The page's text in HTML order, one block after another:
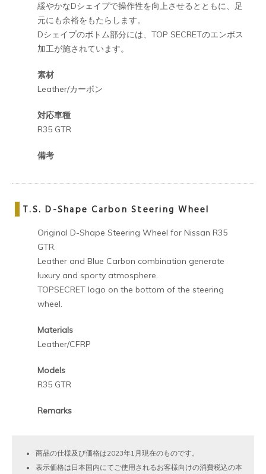
緩やかなDシェイプで操作性を向上させるとともに、足
元にも余裕をもたらします。
Dシェイプのボトム部分には、TOP SECRETのエンボス
加工が施されています。
素材
Leather/カーボン
対応車種
R35 GTR
備考
T.S. D-Shape Carbon Steering Wheel
Original D-Shape Steering Wheel for Nissan R35
GTR.
Leather and Blue Carbon combination generate
luxury and sporty atmosphere.
TOPSECRET logo on the bottom of the steering
wheel.
Materials
Leather/CFRP
Models
R35 GTR
Remarks
商品の仕様及び価格は2023年1月現在のものです。
表示価格は日本国内にてご使用されるお客様向けの消費税込の本